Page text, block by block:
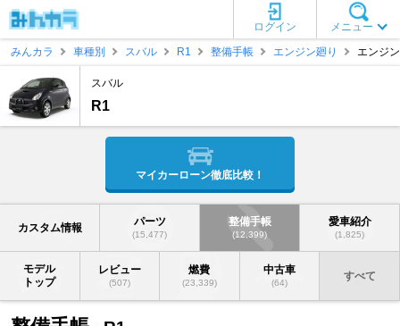
メニュー
ログイン
みんカラ
車種別 スバル R1 整備手帳 エンジン廻り エンジン
スバル
R1
マイカーローン徹底比較！
カスタム情報 パーツ
(15,477)
整備手帳
(12,399)
愛車紹介
(1,825)
モデル
トップ
レビュー
(507)
燃費
(23,339)
中古車
(64)
すべて